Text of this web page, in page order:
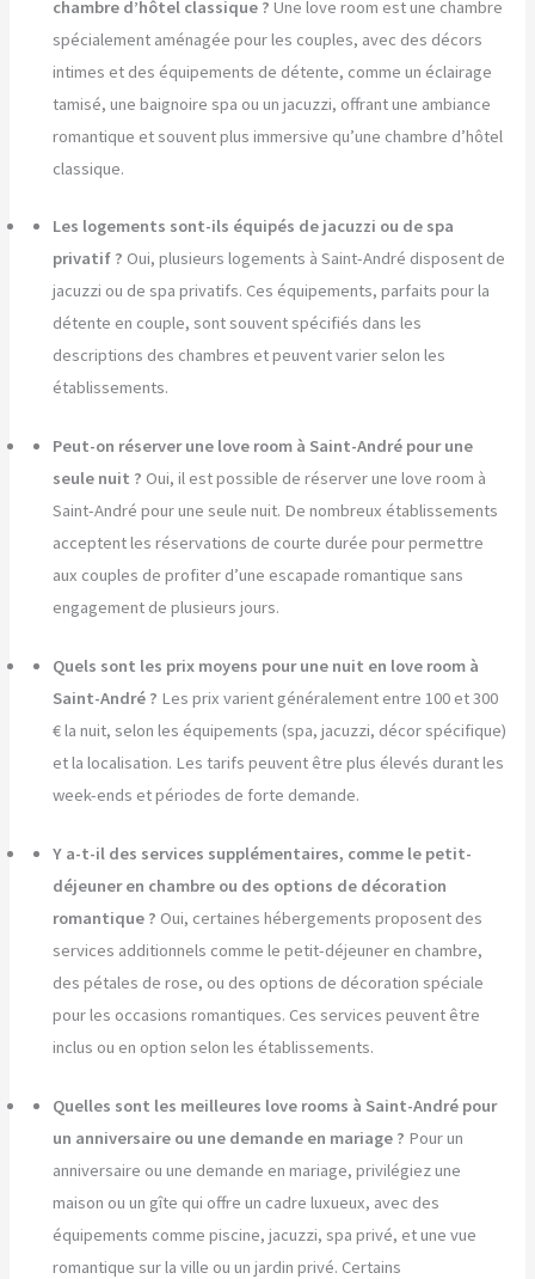
chambre d’hôtel classique ? Une love room est une chambre
spécialement aménagée pour les couples, avec des décors
intimes et des équipements de détente, comme un éclairage
tamisé, une baignoire spa ou un jacuzzi, offrant une ambiance
romantique et souvent plus immersive qu’une chambre d’hôtel
classique.
Les logements sont-ils équipés de jacuzzi ou de spa
privatif ? Oui, plusieurs logements à Saint-André disposent de
jacuzzi ou de spa privatifs. Ces équipements, parfaits pour la
détente en couple, sont souvent spécifiés dans les
descriptions des chambres et peuvent varier selon les
établissements.
Peut-on réserver une love room à Saint-André pour une
seule nuit ? Oui, il est possible de réserver une love room à
Saint-André pour une seule nuit. De nombreux établissements
acceptent les réservations de courte durée pour permettre
aux couples de profiter d’une escapade romantique sans
engagement de plusieurs jours.
Quels sont les prix moyens pour une nuit en love room à
Saint-André ? Les prix varient généralement entre 100 et 300
€ la nuit, selon les équipements (spa, jacuzzi, décor spécifique)
et la localisation. Les tarifs peuvent être plus élevés durant les
week-ends et périodes de forte demande.
Y a-t-il des services supplémentaires, comme le petit-
déjeuner en chambre ou des options de décoration
romantique ? Oui, certaines hébergements proposent des
services additionnels comme le petit-déjeuner en chambre,
des pétales de rose, ou des options de décoration spéciale
pour les occasions romantiques. Ces services peuvent être
inclus ou en option selon les établissements.
Quelles sont les meilleures love rooms à Saint-André pour
un anniversaire ou une demande en mariage ? Pour un
anniversaire ou une demande en mariage, privilégiez une
maison ou un gîte qui offre un cadre luxueux, avec des
équipements comme piscine, jacuzzi, spa privé, et une vue
romantique sur la ville ou un jardin privé. Certains